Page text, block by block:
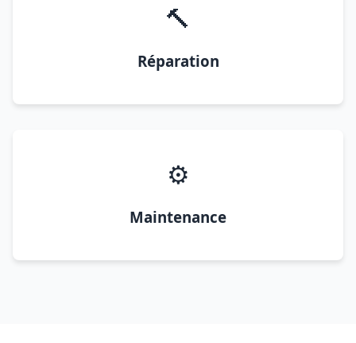
🔨
Réparation
⚙️
Maintenance